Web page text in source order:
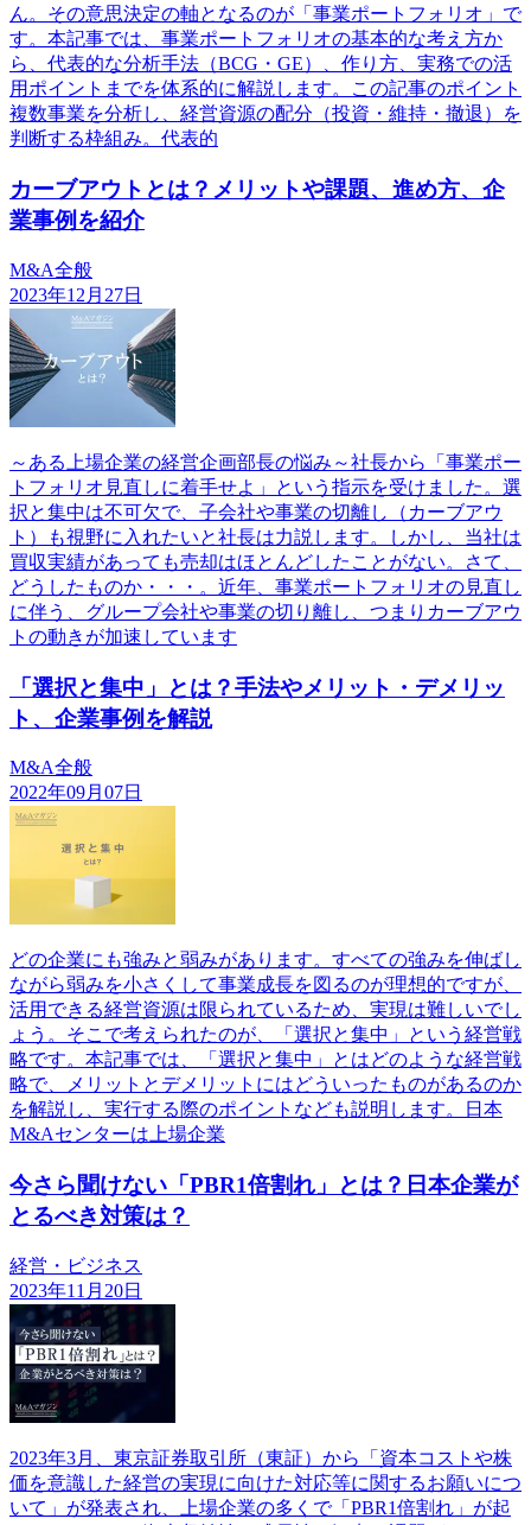
ん。その意思決定の軸となるのが「事業ポートフォリオ」で
す。本記事では、事業ポートフォリオの基本的な考え方か
ら、代表的な分析手法（BCG・GE）、作り方、実務での活
用ポイントまでを体系的に解説します。この記事のポイント
複数事業を分析し、経営資源の配分（投資・維持・撤退）を
判断する枠組み。代表的
カーブアウトとは？メリットや課題、進め方、企
業事例を紹介
M&A全般
2023年12月27日
～ある上場企業の経営企画部長の悩み～社長から「事業ポー
トフォリオ見直しに着手せよ」という指示を受けました。選
択と集中は不可欠で、子会社や事業の切離し（カーブアウ
ト）も視野に入れたいと社長は力説します。しかし、当社は
買収実績があっても売却はほとんどしたことがない。さて、
どうしたものか・・・。近年、事業ポートフォリオの見直し
に伴う、グループ会社や事業の切り離し、つまりカーブアウ
トの動きが加速しています
「選択と集中」とは？手法やメリット・デメリッ
ト、企業事例を解説
M&A全般
2022年09月07日
どの企業にも強みと弱みがあります。すべての強みを伸ばし
ながら弱みを小さくして事業成長を図るのが理想的ですが、
活用できる経営資源は限られているため、実現は難しいでし
ょう。そこで考えられたのが、「選択と集中」という経営戦
略です。本記事では、「選択と集中」とはどのような経営戦
略で、メリットとデメリットにはどういったものがあるのか
を解説し、実行する際のポイントなども説明します。日本
M&Aセンターは上場企業
今さら聞けない「PBR1倍割れ」とは？日本企業が
とるべき対策は？
経営・ビジネス
2023年11月20日
2023年3月、東京証券取引所（東証）から「資本コストや株
価を意識した経営の実現に向けた対応等に関するお願いにつ
いて」が発表され、上場企業の多くで「PBR1倍割れ」が起